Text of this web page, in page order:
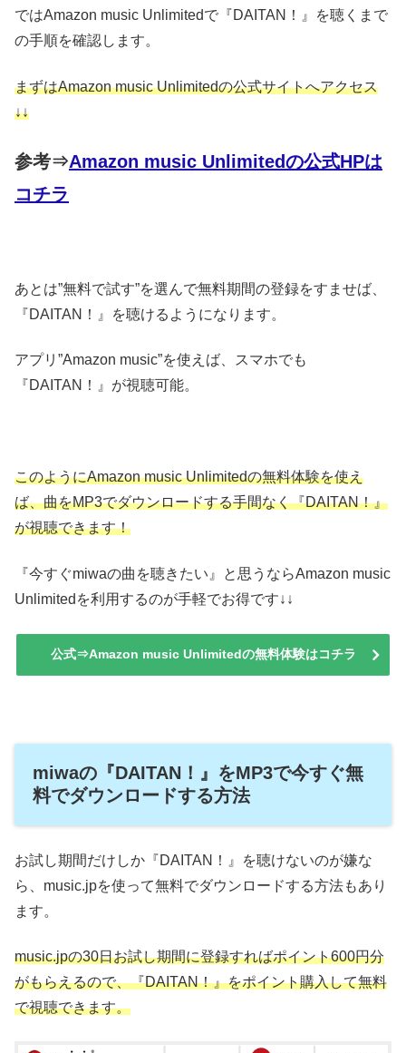
ではAmazon music Unlimitedで『DAITAN！』を聴くまで
の手順を確認します。
まずはAmazon music Unlimitedの公式サイトへアクセス
↓↓
参考⇒Amazon music Unlimitedの公式HPは
コチラ
あとは”無料で試す”を選んで無料期間の登録をすませば、
『DAITAN！』を聴けるようになります。
アプリ”Amazon music”を使えば、スマホでも
『DAITAN！』が視聴可能。
このようにAmazon music Unlimitedの無料体験を使え
ば、曲をMP3でダウンロードする手間なく『DAITAN！』
が視聴できます！
『今すぐmiwaの曲を聴きたい』と思うならAmazon music
Unlimitedを利用するのが手軽でお得です↓↓
公式⇒Amazon music Unlimitedの無料体験はコチラ
miwaの『DAITAN！』をMP3で今すぐ無
料でダウンロードする方法
お試し期間だけしか『DAITAN！』を聴けないのが嫌な
ら、music.jpを使って無料でダウンロードする方法もあり
ます。
music.jpの30日お試し期間に登録すればポイント600円分
がもらえるので、『DAITAN！』をポイント購入して無料
で視聴できます。